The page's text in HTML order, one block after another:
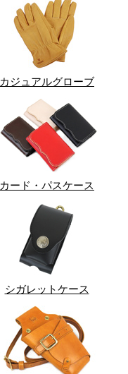
カジュアルグローブ
カード・パスケース
シガレットケース